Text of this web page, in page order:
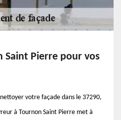
Saint Pierre pour vos
nettoyer votre façade dans le 37290,
à Tournon Saint Pierre met à